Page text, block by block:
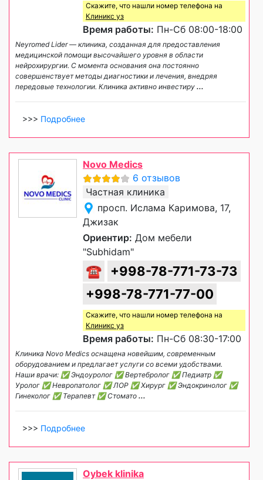
Скажите, что нашли номер телефона на
Клиникс уз
Время работы: Пн-Сб 08:00-18:00
Neyromed Lider — клиника, созданная для предоставления
медицинской помощи высочайшего уровня в области
нейрохирургии. С момента основания она постоянно
совершенствует методы диагностики и лечения, внедряя
передовые технологии. Клиника активно инвестиру ...
>>> Подробнее
Novo Medics
6 отзывов
Частная клиника
просп. Ислама Каримова, 17,
Джизак
Ориентир: Дом мебели
"Subhidam"
☎
+998-78-771-73-73
+998-78-771-77-00
Скажите, что нашли номер телефона на
Клиникс уз
Время работы: Пн-Сб 08:30-17:00
Клиника Novo Medics оснащена новейшим, современным
оборудованием и предлагает услуги со всеми удобствами.
Наши врачи: ✅ Эндоуролог ✅ Вертебролог ✅ Педиатр ✅
Уролог ✅ Невропатолог ✅ ЛОР ✅ Хирург ✅ Эндокринолог ✅
Гинеколог ✅ Терапевт ✅ Стомато ...
>>> Подробнее
Oybek klinika